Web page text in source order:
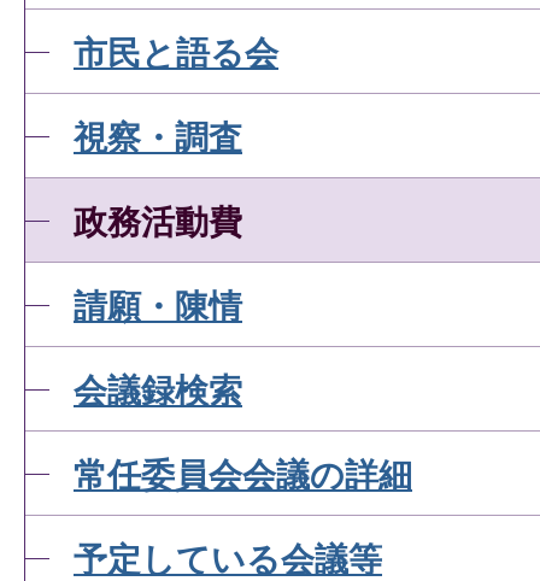
市民と語る会
視察・調査
政務活動費
請願・陳情
会議録検索
常任委員会会議の詳細
予定している会議等